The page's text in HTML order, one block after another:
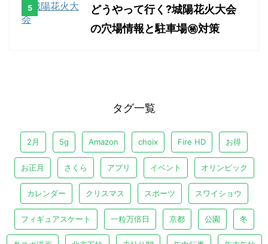
どうやって行く?城陽花火大会
の穴場情報と駐車場㊙対策
タグ一覧
2月 5g Amazon choix Fire HD お得
お正月 さくら アプリ イベント オリンピック
カレンダー クリスマス スポーツ スワイショウ
フィギュアスケート 一粒万倍日 京都 公園 冬